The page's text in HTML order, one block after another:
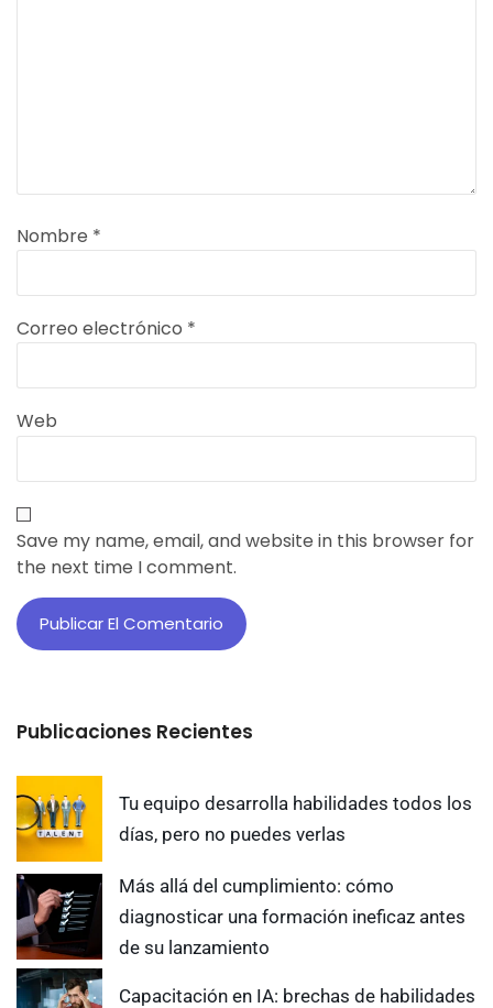
Nombre *
Correo electrónico *
Web
Save my name, email, and website in this browser for
the next time I comment.
Publicaciones Recientes
Tu equipo desarrolla habilidades todos los
días, pero no puedes verlas
Más allá del cumplimiento: cómo
diagnosticar una formación ineficaz antes
de su lanzamiento
Capacitación en IA: brechas de habilidades